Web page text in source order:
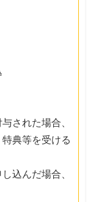
された場合、
典等を受ける
込んだ場合、